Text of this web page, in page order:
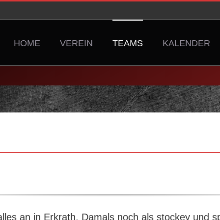
HOME VEREIN TEAMS KALENDER
an in Erkrath. Damals noch als stockey und